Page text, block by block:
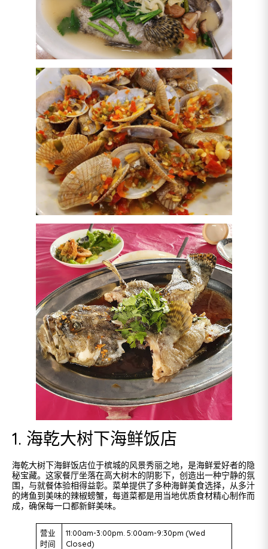
1. 海乾大树下海鲜饭店
海乾大树下海鲜饭店位于槟城的风景秀丽之地，是海鲜爱好者的隐
秘宝藏。这家餐厅坐落在高大树木的阴影下，创造出一种宁静的氛
围，与就餐体验相得益彰。菜单提供了多种海鲜美食选择，从多汁
的烤鱼到美味的辣椒螃蟹，每道菜都是用当地优质食材精心制作而
成，确保每一口都新鲜美味。
营业
时间
11:00am-3:00pm. 5:00am-9:30pm (Wed
Closed)